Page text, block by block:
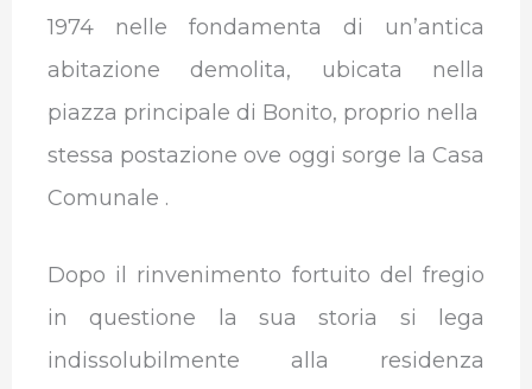
1974 nelle fondamenta di un’antica
abitazione demolita, ubicata nella
piazza principale di Bonito, proprio nella
stessa postazione ove oggi sorge la Casa
Comunale .
Dopo il rinvenimento fortuito del fregio
in questione la sua storia si lega
indissolubilmente alla residenza